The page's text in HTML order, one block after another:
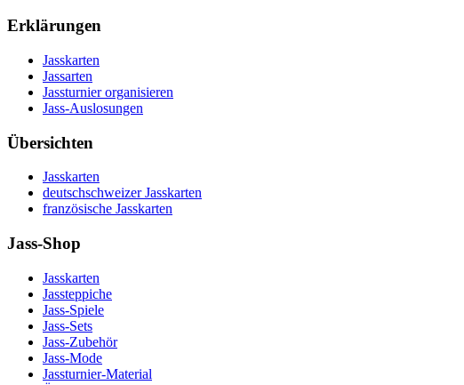
Erklärungen
Jasskarten
Jassarten
Jassturnier organisieren
Jass-Auslosungen
Übersichten
Jasskarten
deutschschweizer Jasskarten
französische Jasskarten
Jass-Shop
Jasskarten
Jassteppiche
Jass-Spiele
Jass-Sets
Jass-Zubehör
Jass-Mode
Jassturnier-Material